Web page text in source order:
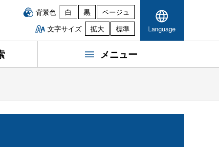
背景色 白 黒
ベージュ
文字サイズ
拡大 標準 Language
メニュー